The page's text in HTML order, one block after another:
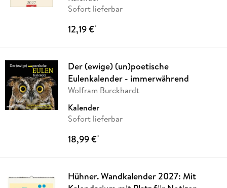
Sofort lieferbar
12,19 €*
Der (ewige) (un)poetische
Eulenkalender - immerwährend
Wolfram Burckhardt
Kalender
Sofort lieferbar
18,99 €*
Hühner. Wandkalender 2027: Mit